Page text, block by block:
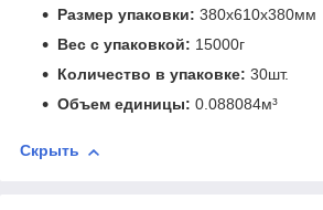
Размер упаковки: 380x610x380мм
Вес с упаковкой: 15000г
Количество в упаковке: 30шт.
Объем единицы: 0.088084м³
Скрыть